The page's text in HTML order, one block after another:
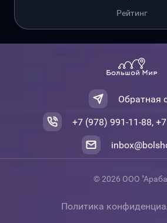
Рейтинг
Обратная
+7 (978) 991-11-88,
© 2026 ООО
Политика